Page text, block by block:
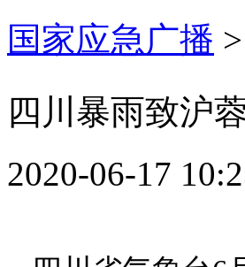
国家应急广播 >
四川暴雨致沪
2020-06-17